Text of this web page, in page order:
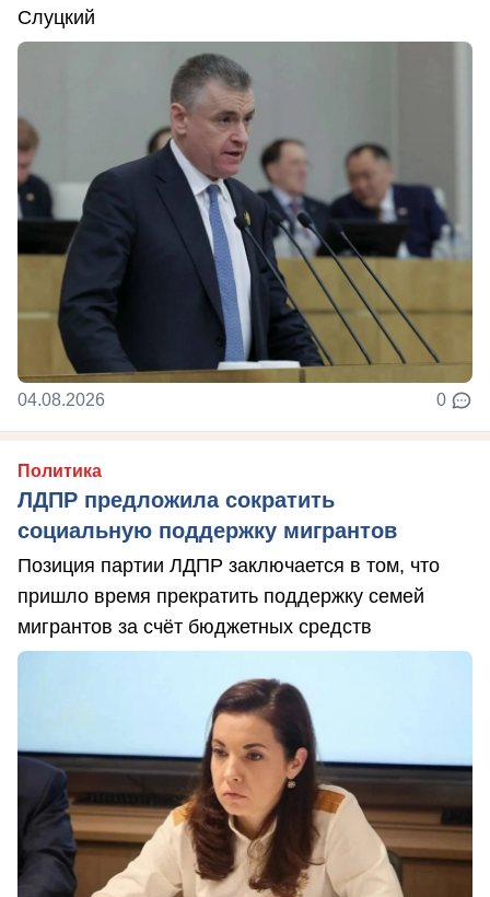
Слуцкий
04.08.2026 0
Политика
ЛДПР предложила сократить
социальную поддержку мигрантов
Позиция партии ЛДПР заключается в том, что
пришло время прекратить поддержку семей
мигрантов за счёт бюджетных средств